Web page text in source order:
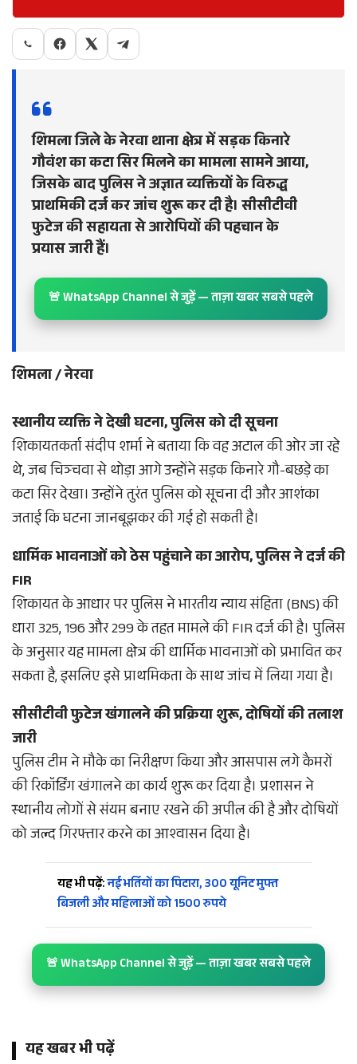
शिमला जिले के नेरवा थाना क्षेत्र में सड़क किनारे
गौवंश का कटा सिर मिलने का मामला सामने आया,
जिसके बाद पुलिस ने अज्ञात व्यक्तियों के विरुद्ध
प्राथमिकी दर्ज कर जांच शुरू कर दी है। सीसीटीवी
फुटेज की सहायता से आरोपियों की पहचान के
प्रयास जारी हैं।
🚨 WhatsApp Channel से जुड़ें — ताज़ा खबर सबसे पहले
शिमला / नेरवा
स्थानीय व्यक्ति ने देखी घटना, पुलिस को दी सूचना
शिकायतकर्ता संदीप शर्मा ने बताया कि वह अटाल की ओर जा रहे
थे, जब चिञ्चवा से थोड़ा आगे उन्होंने सड़क किनारे गौ-बछड़े का
कटा सिर देखा। उन्होंने तुरंत पुलिस को सूचना दी और आशंका
जताई कि घटना जानबूझकर की गई हो सकती है।
धार्मिक भावनाओं को ठेस पहुंचाने का आरोप, पुलिस ने दर्ज की
FIR
शिकायत के आधार पर पुलिस ने भारतीय न्याय संहिता (BNS) की
धारा 325, 196 और 299 के तहत मामले की FIR दर्ज की है। पुलिस
के अनुसार यह मामला क्षेत्र की धार्मिक भावनाओं को प्रभावित कर
सकता है, इसलिए इसे प्राथमिकता के साथ जांच में लिया गया है।
सीसीटीवी फुटेज खंगालने की प्रक्रिया शुरू, दोषियों की तलाश
जारी
पुलिस टीम ने मौके का निरीक्षण किया और आसपास लगे कैमरों
की रिकॉर्डिंग खंगालने का कार्य शुरू कर दिया है। प्रशासन ने
स्थानीय लोगों से संयम बनाए रखने की अपील की है और दोषियों
को जल्द गिरफ्तार करने का आश्वासन दिया है।
यह भी पढ़ें:नई भर्तियों का पिटारा, 300 यूनिट मुफ्त
बिजली और महिलाओं को 1500 रुपये
🚨 WhatsApp Channel से जुड़ें — ताज़ा खबर सबसे पहले
यह खबर भी पढ़ें